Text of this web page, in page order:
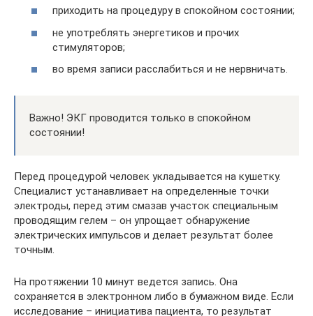
приходить на процедуру в спокойном состоянии;
не употреблять энергетиков и прочих
стимуляторов;
во время записи расслабиться и не нервничать.
Важно! ЭКГ проводится только в спокойном
состоянии!
Перед процедурой человек укладывается на кушетку.
Специалист устанавливает на определенные точки
электроды, перед этим смазав участок специальным
проводящим гелем – он упрощает обнаружение
электрических импульсов и делает результат более
точным.
На протяжении 10 минут ведется запись. Она
сохраняется в электронном либо в бумажном виде. Если
исследование – инициатива пациента, то результат